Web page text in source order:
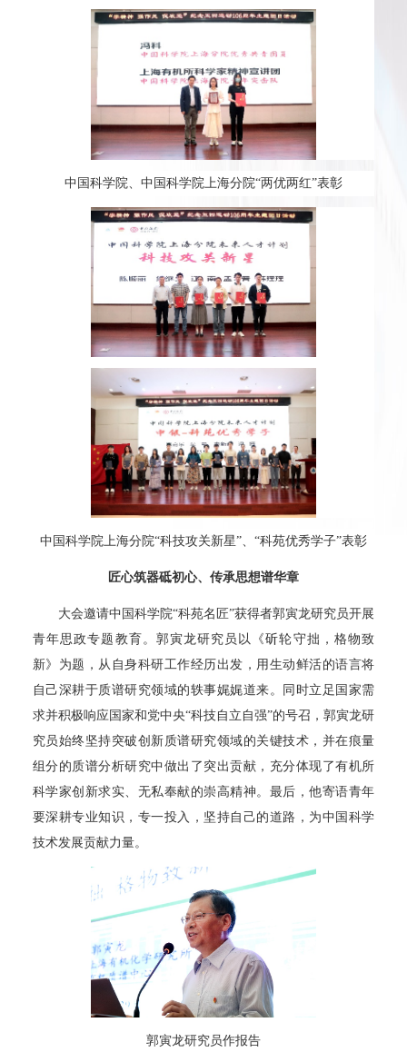
中国科学院、中国科学院上海分院“两优两红”表彰
中国科学院上海分院“科技攻关新星”、“科苑优秀学子”表彰
匠心筑器砥初心、传承思想谱华章
大会邀请中国科学院“科苑名匠”获得者郭寅龙研究员开展
青年思政专题教育。郭寅龙研究员以《斫轮守拙，格物致
新》为题，从自身科研工作经历出发，用生动鲜活的语言将
自己深耕于质谱研究领域的轶事娓娓道来。同时立足国家需
求并积极响应国家和党中央“科技自立自强”的号召，郭寅龙研
究员始终坚持突破创新质谱研究领域的关键技术，并在痕量
组分的质谱分析研究中做出了突出贡献，充分体现了有机所
科学家创新求实、无私奉献的崇高精神。最后，他寄语青年
要深耕专业知识，专一投入，坚持自己的道路，为中国科学
技术发展贡献力量。
郭寅龙研究员作报告